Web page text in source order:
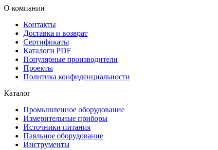
О компании
Контакты
Доставка и возврат
Сертификаты
Каталоги PDF
Популярные производители
Проекты
Политика конфиденциальности
Каталог
Промышленное оборудование
Измерительные приборы
Источники питания
Паяльное оборудование
Инструменты